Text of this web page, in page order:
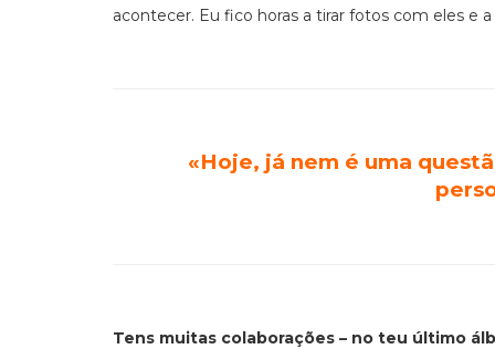
acontecer. Eu fico horas a tirar fotos com eles e a
«Hoje, já nem é uma
Tens muitas colaborações – no teu último